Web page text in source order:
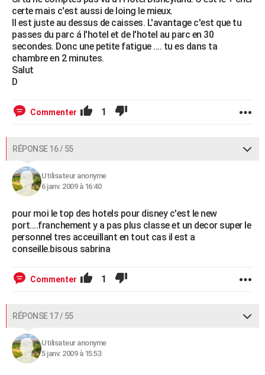
certe mais c'est aussi de loing le mieux.
Il est juste au dessus de caisses. L'avantage c'est que tu
passes du parc á l'hotel et de l'hotel au parc en 30
secondes. Donc une petite fatigue .... tu es dans ta
chambre en 2 minutes.
Salut
D
Commenter 1
RÉPONSE 16 / 55
Utilisateur anonyme
6 janv. 2009 à 16:40
pour moi le top des hotels pour disney c'est le new
port....franchement y a pas plus classe et un decor super le
personnel tres acceuillant en tout cas il est a
conseille.bisous sabrina
Commenter 1
RÉPONSE 17 / 55
Utilisateur anonyme
5 janv. 2009 à 15:53